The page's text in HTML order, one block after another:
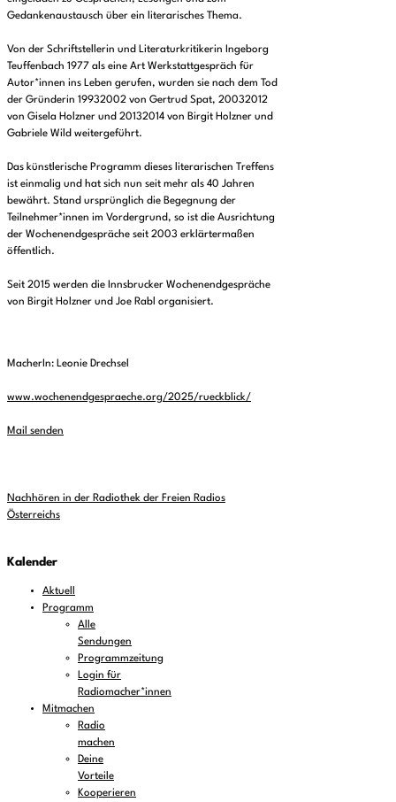
Gedankenaustausch über ein literarisches Thema.
Von der Schriftstellerin und Literaturkritikerin Ingeborg
Teuffenbach 1977 als eine Art Werkstattgespräch für
Autor*innen ins Leben gerufen, wurden sie nach dem Tod
der Gründerin 19932002 von Gertrud Spat, 20032012
von Gisela Holzner und 20132014 von Birgit Holzner und
Gabriele Wild weitergeführt.
Das künstlerische Programm dieses literarischen Treffens
ist einmalig und hat sich nun seit mehr als 40 Jahren
bewährt. Stand ursprünglich die Begegnung der
Teilnehmer*innen im Vordergrund, so ist die Ausrichtung
der Wochenendgespräche seit 2003 erklärtermaßen
öffentlich.
Seit 2015 werden die Innsbrucker Wochenendgespräche
von Birgit Holzner und Joe Rabl organisiert.
MacherIn: Leonie Drechsel
www.wochenendgespraeche.org/2025/rueckblick/
Mail senden
Nachhören in der Radiothek der Freien Radios
Österreichs
Kalender
Aktuell
Programm
Alle
Sendungen
Programmzeitung
Login für
Radiomacher*innen
Mitmachen
Radio
machen
Deine
Vorteile
Kooperieren